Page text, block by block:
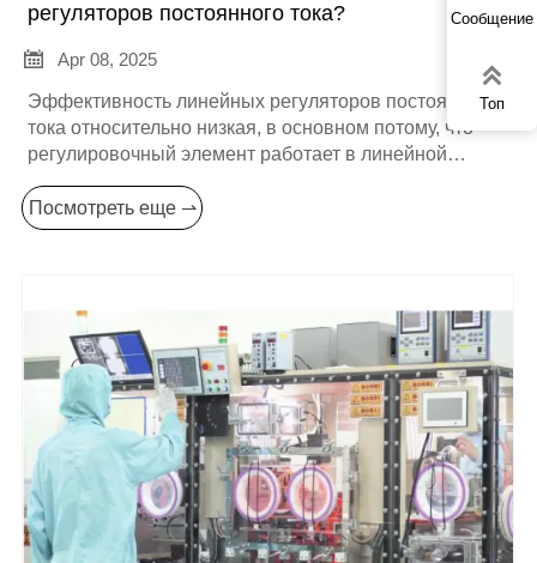
регуляторов постоянного тока?

Apr 08, 2025
Эффективность линейных регуляторов постоянного
тока относительно низкая, в основном потому, что
регулировочный элемент работает в линейной
Однако существуют некоторые методы и технологии,
позволяющие повысить эффективность регуляторов
конкретное введение:
Посмотреть еще ⇀
Сообщение

Топ